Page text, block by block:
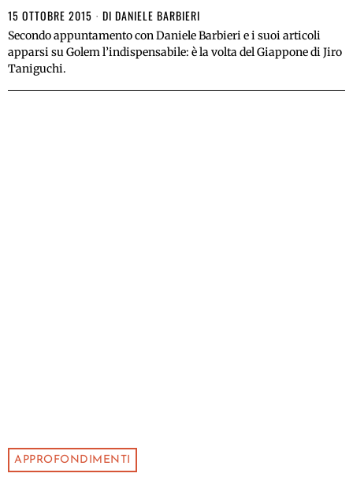
15 OTTOBRE 2015 DI DANIELE BARBIERI
Secondo appuntamento con Daniele Barbieri e i suoi articoli
apparsi su Golem l’indispensabile: è la volta del Giappone di Jiro
Taniguchi.
APPROFONDIMENTI